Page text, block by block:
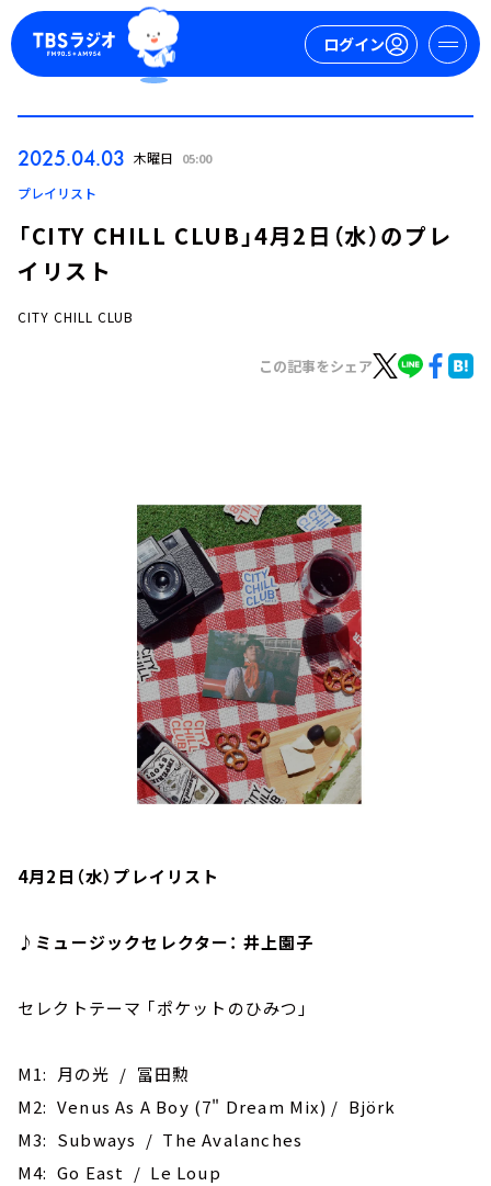
ログイン
お知らせ
イベント・グッズ
YouTube
会社情報
2025.04.03 木曜日 05:00
プレイリスト
「CITY CHILL CLUB」4月2日（水）のプレ
イリスト
CITY CHILL CLUB
この記事をシェア
4月2日（水）プレイリスト
♪ミュージックセレクター： 井上園子
セレクトテーマ ｢ポケットのひみつ｣
M1: 月の光 / 冨田勲
M2: Venus As A Boy (7" Dream Mix) / Björk
M3: ‎Subways / The Avalanches
M4: ‎Go East / Le Loup